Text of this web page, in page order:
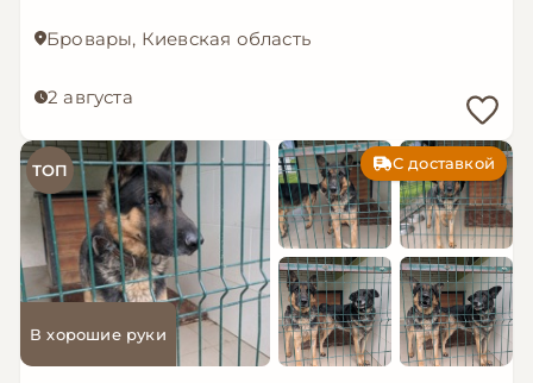
Бровары, Киевская область
2 августа
ТОП С доставкой
В хорошие руки